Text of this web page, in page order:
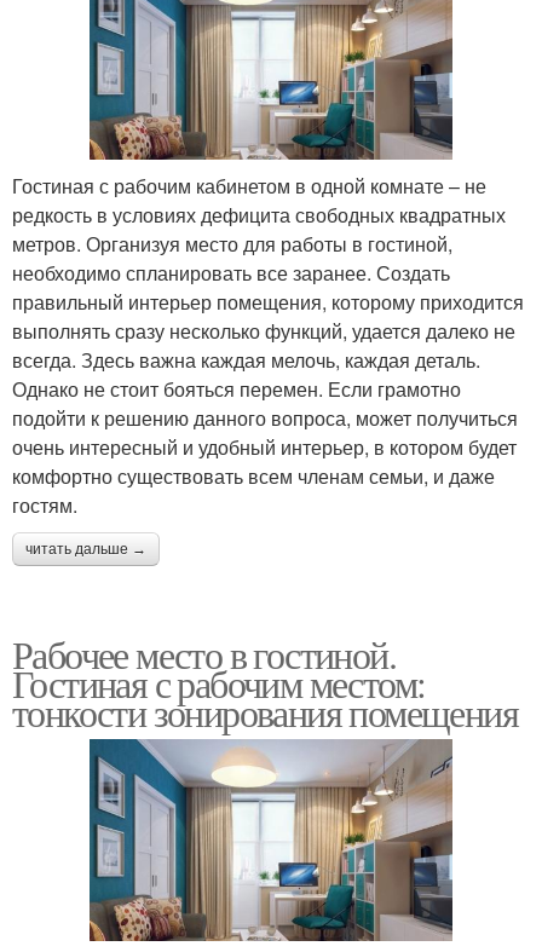
Гостиная с рабочим кабинетом в одной комнате – не
редкость в условиях дефицита свободных квадратных
метров. Организуя место для работы в гостиной,
необходимо спланировать все заранее. Создать
правильный интерьер помещения, которому приходится
выполнять сразу несколько функций, удается далеко не
всегда. Здесь важна каждая мелочь, каждая деталь.
Однако не стоит бояться перемен. Если грамотно
подойти к решению данного вопроса, может получиться
очень интересный и удобный интерьер, в котором будет
комфортно существовать всем членам семьи, и даже
гостям.
читать дальше →
Рабочее место в гостиной.
Гостиная с рабочим местом:
тонкости зонирования помещения